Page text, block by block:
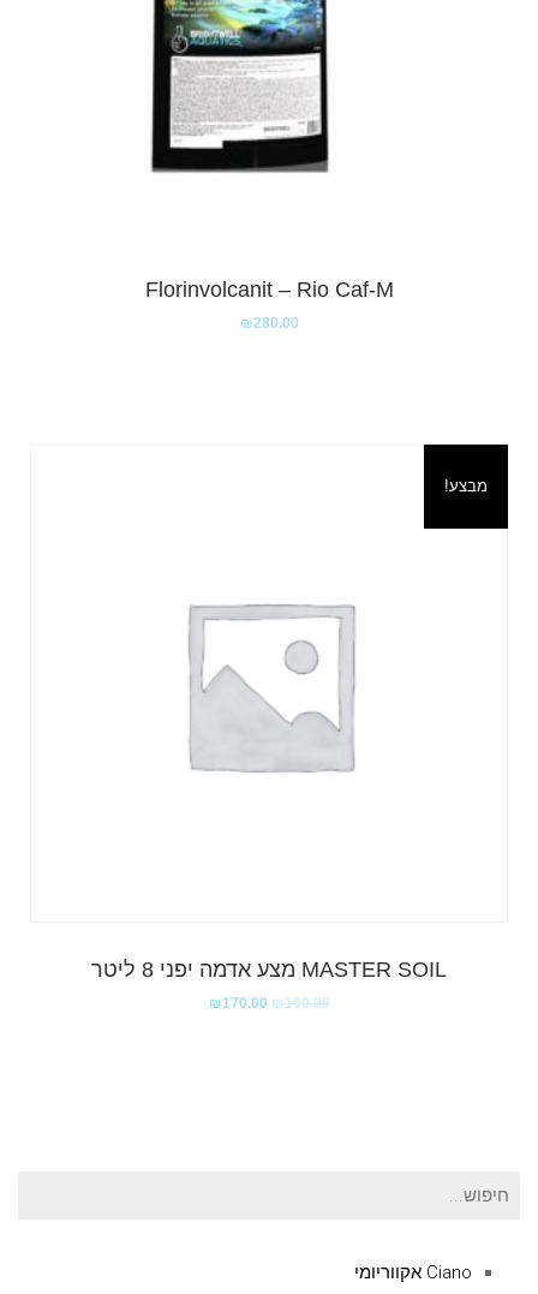
Florinvolcanit – Rio Caf-M
₪280.00
מבצע!
MASTER SOIL מצע אדמה יפני 8 ליטר
₪190.00
₪170.00
חיפוש
Ciano אקווריומי